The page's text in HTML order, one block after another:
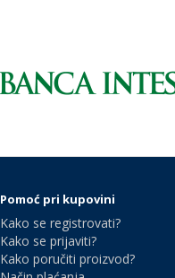
Pomoć pri kupovini
Kako se registrovati?
Kako se prijaviti?
Kako poručiti proizvod?